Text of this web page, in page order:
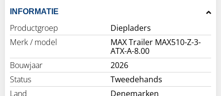
INFORMATIE
Productgroep
Diepladers
Merk / model
MAX Trailer MAX510-Z-3-
ATX-A-8.00
Bouwjaar
2026
Status
Tweedehands
Land
Denemarken